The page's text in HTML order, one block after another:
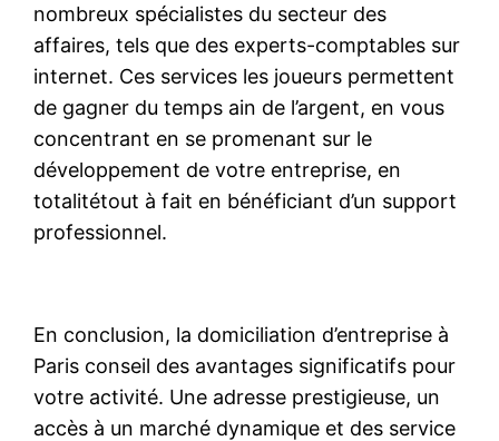
nombreux spécialistes du secteur des
affaires, tels que des experts-comptables sur
internet. Ces services les joueurs permettent
de gagner du temps ain de l’argent, en vous
concentrant en se promenant sur le
développement de votre entreprise, en
totalitétout à fait en bénéficiant d’un support
professionnel.
En conclusion, la domiciliation d’entreprise à
Paris conseil des avantages significatifs pour
votre activité. Une adresse prestigieuse, un
accès à un marché dynamique et des service